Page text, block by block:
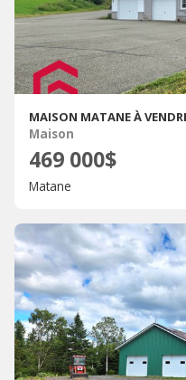
MAISON MATANE À
Maison
469 000$
Matane